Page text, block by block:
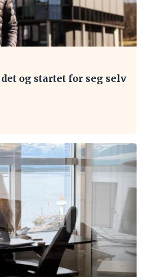
og startet for seg selv